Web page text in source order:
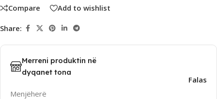
Compare Add to wishlist
Share:
Merreni produktin në
dyqanet tona
Menjëherë
Falas